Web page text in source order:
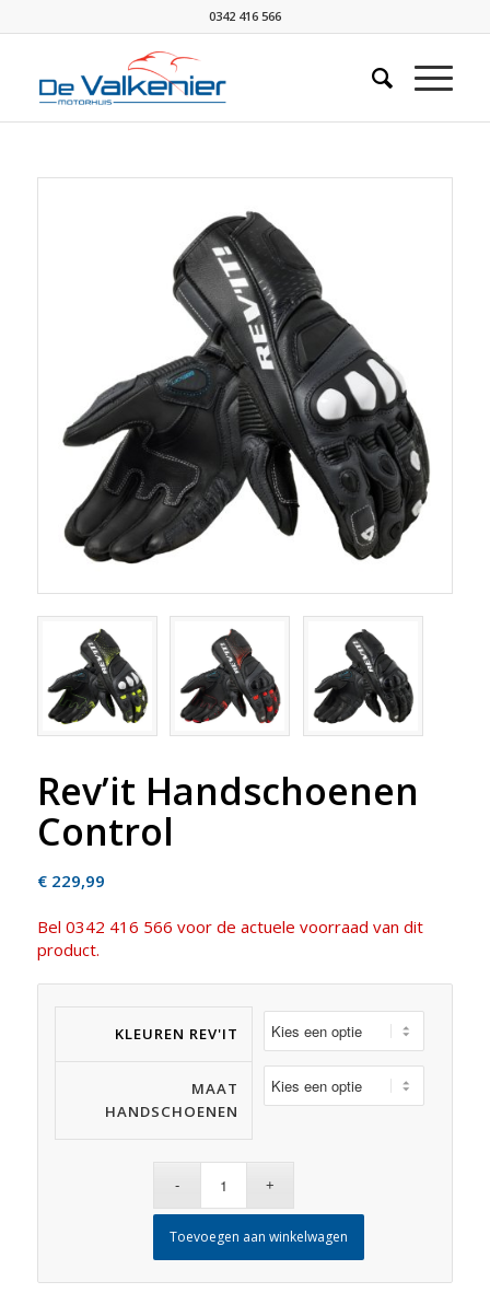
0342 416 566
Rev’it Handschoenen
Control
€229,99
Bel 0342 416 566 voor de actuele voorraad van dit
product.
KLEUREN REV'IT
MAAT
HANDSCHOENEN
Toevoegen aan winkelwagen